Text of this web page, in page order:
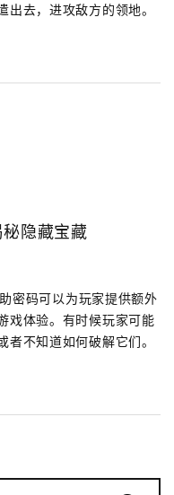
去，进攻敌方的领地。
隐藏宝藏
密码可以为玩家提供额外
戏体验。有时候玩家可能
不知道如何破解它们。